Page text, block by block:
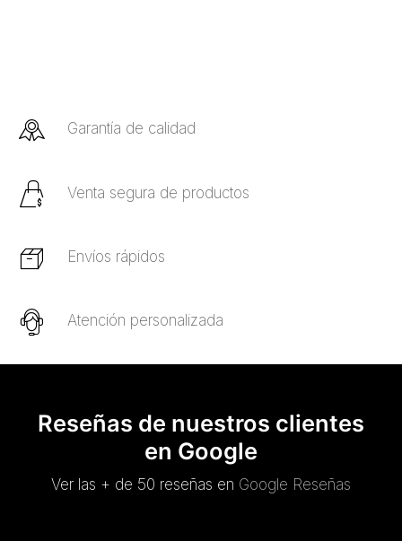
Garantía de calidad
Venta segura de productos
Envíos rápidos
Atención personalizada
Reseñas de nuestros clientes
en Google
Ver las + de 50 reseñas en Google Reseñas